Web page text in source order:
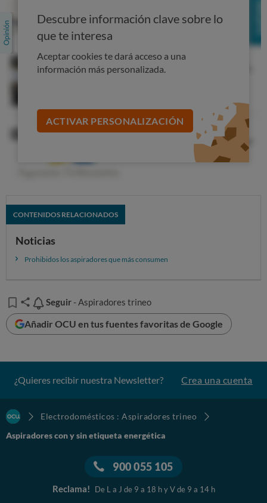
menos energía, lo que a la larga repercute (para bien) en
la salud del planeta.
Comparador de aspiradores
Descubre información clave sobre lo
que te interesa
Aceptar cookies te dará acceso a una
información más personalizada.
ACTIVAR PERSONALIZACIÓN
CONTENIDOS RELACIONADOS
Noticias
Prohibidos los aspiradores que más consumen
Seguir
Seguir - Aspiradores trineo
Añadir OCU en tus fuentes favoritas de Google
¿Quieres recibir nuestra Newsletter? Crea una cuenta
Electrodomésticos : Aspiradores trineo
Aspiradores con y sin etiqueta energética
900 055 105
Reclama! De L a J de 9 a 18 h y V de 9 a 14 h